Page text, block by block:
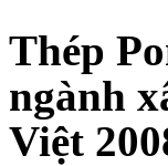
Thép
ngành
Việt